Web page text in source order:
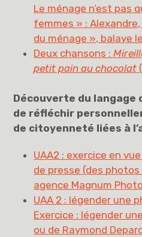
Le ménage n’est pas
femmes » :
du ménage », balaye
Deux chansons :
petit pain au chocolat
Découverte du langage
de réfléchir
de citoyenneté liées à
UAA2 : exercice en
de presse (des
agence Magnum
UAA 2 : légender une
Exercice : légender
ou de Raymond